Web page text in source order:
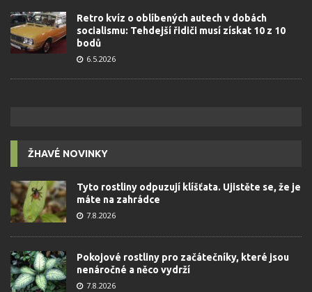
Retro kvíz o oblíbených autech v dobách
socialismu: Tehdejší řidiči musí získat 10 z 10
bodů
6.5.2026
ŽHAVÉ NOVINKY
Tyto rostliny odpuzují klíšťata. Ujistěte se, že je
máte na zahrádce
7.8.2026
Pokojové rostliny pro začátečníky, které jsou
nenáročné a něco vydrží
7.8.2026